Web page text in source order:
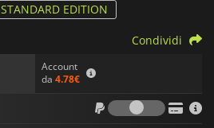
STANDARD EDITION
Account
da 4.78€
Condividi